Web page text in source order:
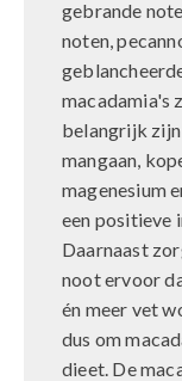
gebrande
noten,
macadamia's
belangrijk
mangaan,
magenesium
een positieve
Daarnaast
noot ervoor
én meer vet
dus om
dieet. De